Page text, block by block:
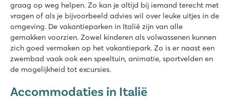
hu Park Albatros village
hu Park Albatros village
Italië - Midden- en Zuid-Italië - Toscane - San Vincenzo
★ ★ ★
3 grote ondiepe lagunebaden met brede glijbaan
Bezoek het gezellige San Vincenzo
graag op weg helpen. Zo kan je altijd bij iemand terecht met
vragen of als je bijvoorbeeld advies wil over leuke uitjes in de
omgeving. De vakantieparken in Italië zijn van alle
gemakken voorzien. Zowel kinderen als volwassenen kunnen
zich goed vermaken op het vakantiepark. Zo is er naast een
zwembad vaak ook een speeltuin, animatie, sportvelden en
de mogelijkheid tot excursies.
Accommodaties in Italië